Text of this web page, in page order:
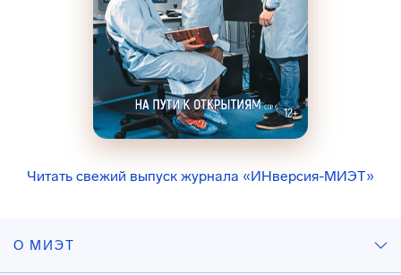
Читать свежий выпуск журнала «ИНверсия-МИЭТ»
О МИЭТ